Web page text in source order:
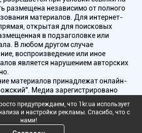
размещена независимо от полного
материалов. Для интернет-
открытая для поисковых
в подзаголовке или
В любом другом случае
воспроизведение или иное
является нарушением авторских
материалов принадлежат онлайн-
Медиа зарегистрировано
Украины по вопросам телевидения и
- 2026 Все права защищены
предупреждаем, что 1kr.ua использует
и настройки рекламы. Спасибо, что с
нами!